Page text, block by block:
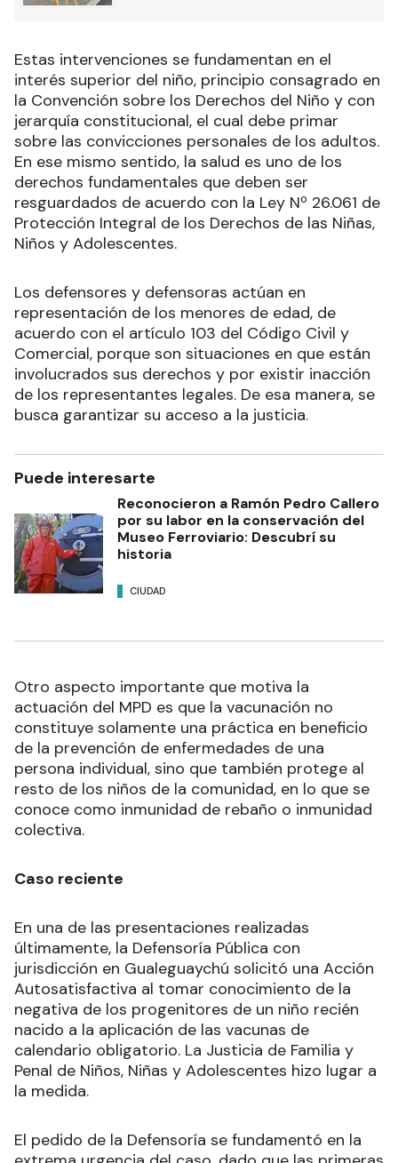
Estas intervenciones se fundamentan en el
interés superior del niño, principio consagrado en
la Convención sobre los Derechos del Niño y con
jerarquía constitucional, el cual debe primar
sobre las convicciones personales de los adultos.
En ese mismo sentido, la salud es uno de los
derechos fundamentales que deben ser
resguardados de acuerdo con la Ley Nº 26.061 de
Protección Integral de los Derechos de las Niñas,
Niños y Adolescentes.
Los defensores y defensoras actúan en
representación de los menores de edad, de
acuerdo con el artículo 103 del Código Civil y
Comercial, porque son situaciones en que están
involucrados sus derechos y por existir inacción
de los representantes legales. De esa manera, se
busca garantizar su acceso a la justicia.
Puede interesarte
Reconocieron a Ramón Pedro Callero
por su labor en la conservación del
Museo Ferroviario: Descubrí su
historia
CIUDAD
Otro aspecto importante que motiva la
actuación del MPD es que la vacunación no
constituye solamente una práctica en beneficio
de la prevención de enfermedades de una
persona individual, sino que también protege al
resto de los niños de la comunidad, en lo que se
conoce como inmunidad de rebaño o inmunidad
colectiva.
Caso reciente
En una de las presentaciones realizadas
últimamente, la Defensoría Pública con
jurisdicción en Gualeguaychú solicitó una Acción
Autosatisfactiva al tomar conocimiento de la
negativa de los progenitores de un niño recién
nacido a la aplicación de las vacunas de
calendario obligatorio. La Justicia de Familia y
Penal de Niños, Niñas y Adolescentes hizo lugar a
la medida.
El pedido de la Defensoría se fundamentó en la